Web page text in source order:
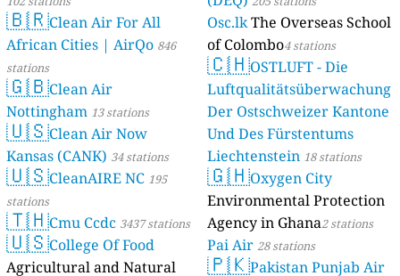
🇧🇷Clean Air For All
African Cities | AirQo 846
stations
🇬🇧Clean Air
Nottingham 13 stations
🇺🇸Clean Air Now
Kansas (CANK) 34 stations
🇺🇸CleanAIRE NC 195
stations
🇹🇭Cmu Ccdc 3437 stations
🇺🇸College Of Food
Agricultural and Natural
Osc.lkThe Overseas School
of Colombo4 stations
🇨🇭OSTLUFT - Die
Luftqualitätsüberwachung
Der Ostschweizer Kantone
Und Des Fürstentums
Liechtenstein 18 stations
🇬🇭Oxygen City
Environmental Protection
Agency in Ghana2 stations
Pai Air 28 stations
🇵🇰Pakistan Punjab Air